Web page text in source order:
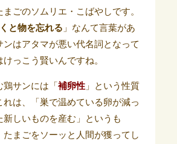
まごのソムリエ・こばやしです。
と物を忘れる 」なんて言葉があ
ンはアタマが悪い代名詞となって
っこう賢いんですね。
サンには「 補卵性」という性質
れは、「巣で温めている卵が減っ
新しいものを産む」というも
まごをソーッと人間が獲ってし